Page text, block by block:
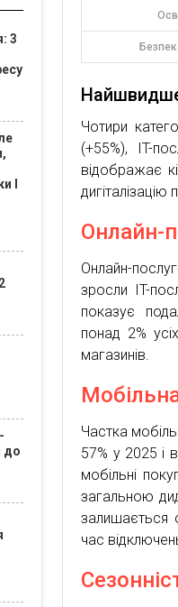
Найшвидше
Чотири
(+55%), IT-
відображає
Онлайн-
Онлайн-
зросли IT-
показує
понад 2%
магазинів.
Частка
57% у 2025 і
мобільні
загальною
залишається
час
3
І
до